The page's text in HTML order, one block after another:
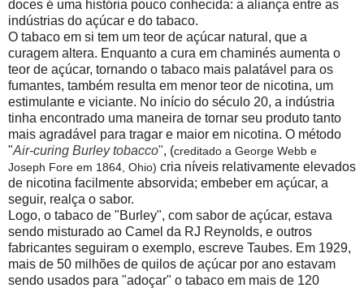
doces é uma história pouco conhecida: a aliança entre as
indústrias do açúcar e do tabaco.
O tabaco em si tem um teor de açúcar natural, que a
curagem altera. Enquanto a cura em chaminés aumenta o
teor de açúcar, tornando o tabaco mais palatável para os
fumantes, também resulta em menor teor de nicotina, um
estimulante e viciante. No início do século 20, a indústria
tinha encontrado uma maneira de tornar seu produto tanto
mais agradável para tragar e maior em nicotina. O método
"Air-curing Burley tobacco", (creditado a George Webb e
Joseph Fore em 1864, Ohio) cria níveis relativamente elevados
de nicotina facilmente absorvida; embeber em açúcar, a
seguir, realça o sabor.
Logo, o tabaco de "Burley", com sabor de açúcar, estava
sendo misturado ao Camel da RJ Reynolds, e outros
fabricantes seguiram o exemplo, escreve Taubes. Em 1929,
mais de 50 milhões de quilos de açúcar por ano estavam
sendo usados ​​para "adoçar" o tabaco em mais de 120